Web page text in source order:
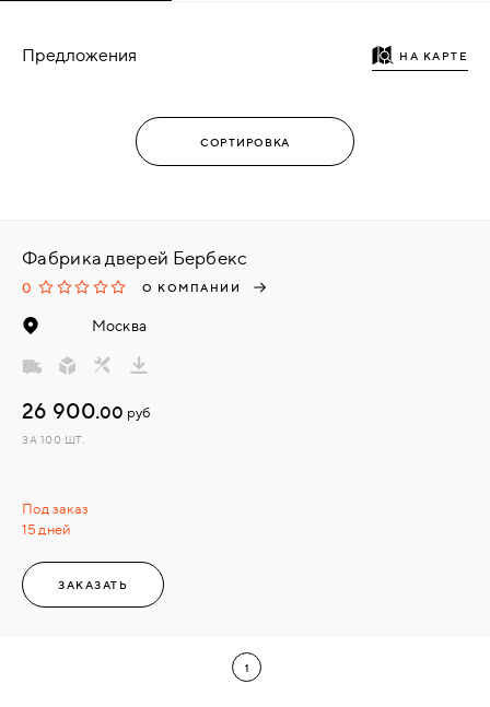
Предложения НА КАРТЕ
Фабрика дверей Бербекс
0 О КОМПАНИИ
Москва
Под заказ
15 дней
26 900.00 руб
ЗА 100 ШТ.
ЗАКАЗАТЬ
1